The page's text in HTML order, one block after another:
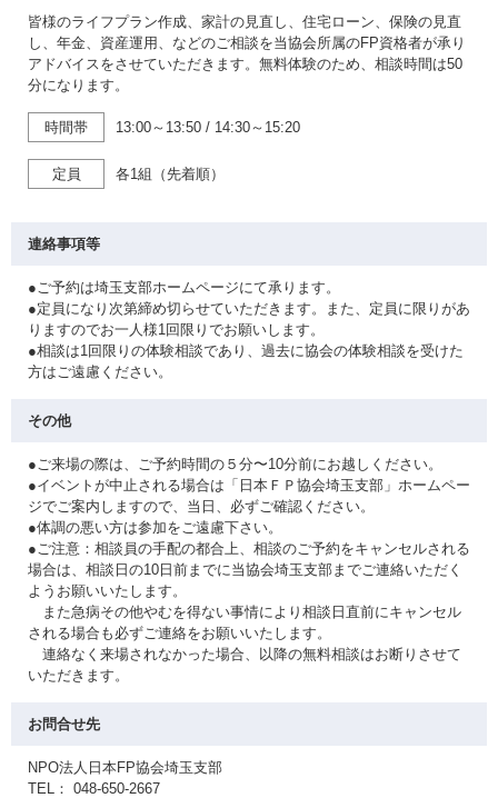
皆様のライフプラン作成、家計の見直し、住宅ローン、保険の見直
し、年金、資産運用、などのご相談を当協会所属のFP資格者が承り
アドバイスをさせていただきます。無料体験のため、相談時間は50
分になります。
時間帯 13:00～13:50 / 14:30～15:20
定員 各1組（先着順）
連絡事項等
●ご予約は埼玉支部ホームページにて承ります。
●定員になり次第締め切らせていただきます。また、定員に限りがあ
りますのでお一人様1回限りでお願いします。
●相談は1回限りの体験相談であり、過去に協会の体験相談を受けた
方はご遠慮ください。
その他
●ご来場の際は、ご予約時間の５分〜10分前にお越しください。
●イベントが中止される場合は「日本ＦＰ協会埼玉支部」ホームペー
ジでご案内しますので、当日、必ずご確認ください。
●体調の悪い方は参加をご遠慮下さい。
●ご注意：相談員の手配の都合上、相談のご予約をキャンセルされる
場合は、相談日の10日前までに当協会埼玉支部までご連絡いただく
ようお願いいたします。
また急病その他やむを得ない事情により相談日直前にキャンセル
される場合も必ずご連絡をお願いいたします。
連絡なく来場されなかった場合、以降の無料相談はお断りさせて
いただきます。
お問合せ先
NPO法人日本FP協会埼玉支部
TEL： 048-650-2667